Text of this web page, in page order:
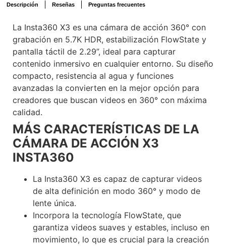
Descripción Reseñas Preguntas frecuentes
La Insta360 X3 es una cámara de acción 360° con
grabación en 5.7K HDR, estabilización FlowState y
pantalla táctil de 2.29”, ideal para capturar
contenido inmersivo en cualquier entorno. Su diseño
compacto, resistencia al agua y funciones
avanzadas la convierten en la mejor opción para
creadores que buscan videos en 360° con máxima
calidad.
MÁS CARACTERÍSTICAS DE LA
CÁMARA DE ACCIÓN X3
INSTA360
La Insta360 X3 es capaz de capturar videos
de alta definición en modo 360° y modo de
lente única.
Incorpora la tecnología FlowState, que
garantiza videos suaves y estables, incluso en
movimiento, lo que es crucial para la creación